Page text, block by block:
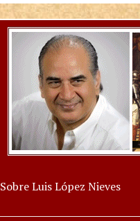
Sobre Luis López Nieves